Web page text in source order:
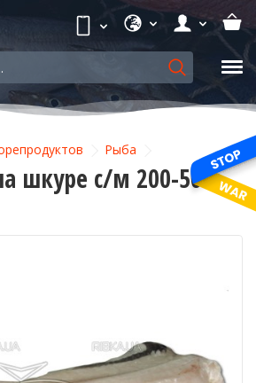
Рыба
шкуре с/м 200-500